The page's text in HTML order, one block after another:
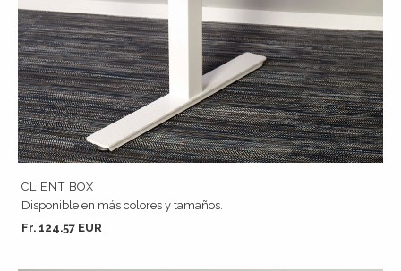
CLIENT BOX
Disponible en más colores y tamaños.
Fr. 124.57 EUR